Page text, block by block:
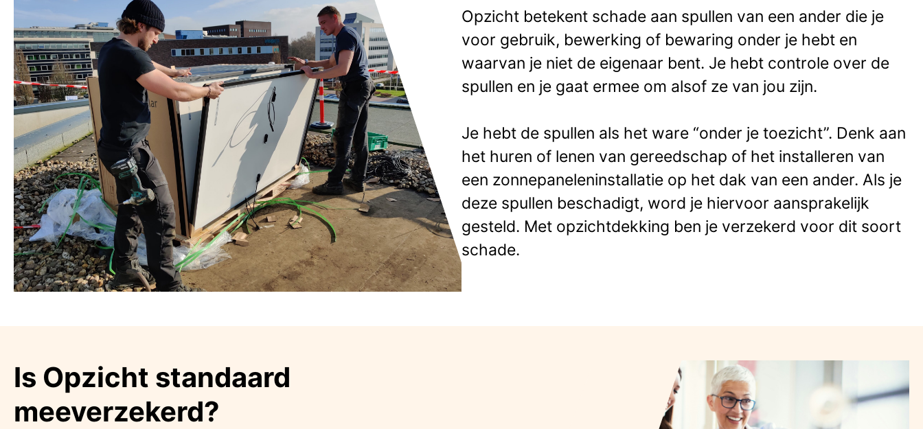
Opzicht betekent schade aan spullen van een ander die je
voor gebruik, bewerking of bewaring onder je hebt en
waarvan je niet de eigenaar bent. Je hebt controle over de
spullen en je gaat ermee om alsof ze van jou zijn.
Je hebt de spullen als het ware “onder je toezicht”. Denk aan
het huren of lenen van gereedschap of het installeren van
een zonnepaneleninstallatie op het dak van een ander. Als je
deze spullen beschadigt, word je hiervoor aansprakelijk
gesteld. Met opzichtdekking ben je verzekerd voor dit soort
schade.
Is Opzicht standaard
meeverzekerd?